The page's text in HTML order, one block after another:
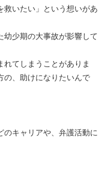
救いたい」という想いがあ
幼少期の大事故が影響して
れてしまうことがありま
の、助けになりたいんで
キャリアや、弁護活動に